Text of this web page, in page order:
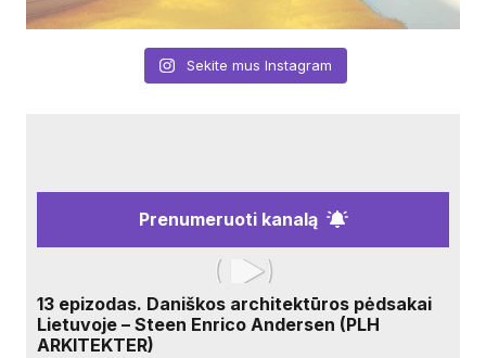
Sekite mus Instagram
Prenumeruoti kanalą
13 epizodas. Daniškos architektūros pėdsakai
Lietuvoje – Steen Enrico Andersen (PLH
ARKITEKTER)